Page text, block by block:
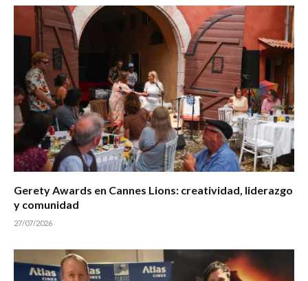
Gerety Awards en Cannes Lions: creatividad, liderazgo
y comunidad
27/07/2026